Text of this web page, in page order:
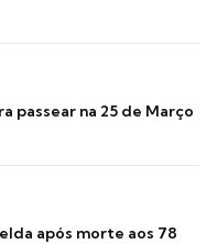
passear na 25 de Março
após morte aos 78